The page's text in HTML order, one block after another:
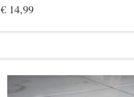
€ 14,99